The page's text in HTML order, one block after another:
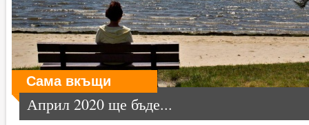
Сама вкъщи
Април 2020 ще бъде...